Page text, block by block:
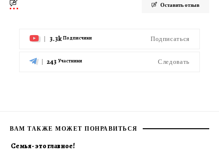
Оставить отзыв
3.3k Подписчики Подписаться
243 Участники Следовать
ВАМ ТАКЖЕ МОЖЕТ ПОНРАВИТЬСЯ
Семья- это главное!